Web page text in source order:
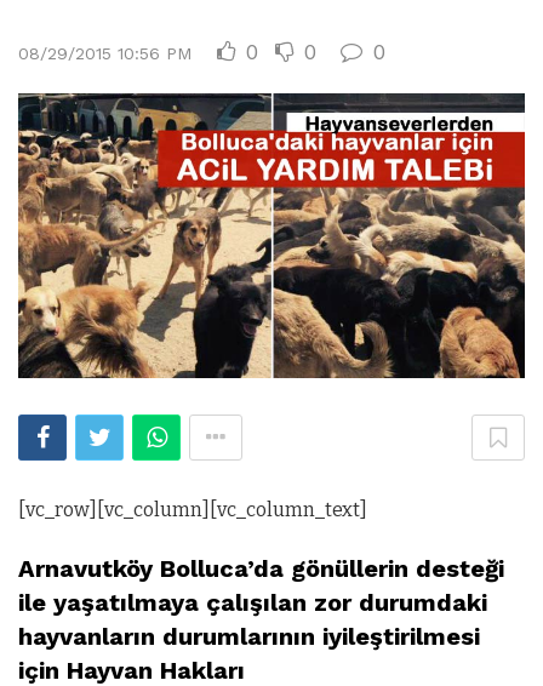
08/29/2015 10:56 PM 0 0 0
[vc_row][vc_column][vc_column_text]
Arnavutköy Bolluca’da gönüllerin desteği
ile yaşatılmaya çalışılan zor durumdaki
hayvanların durumlarının iyileştirilmesi
için Hayvan Hakları